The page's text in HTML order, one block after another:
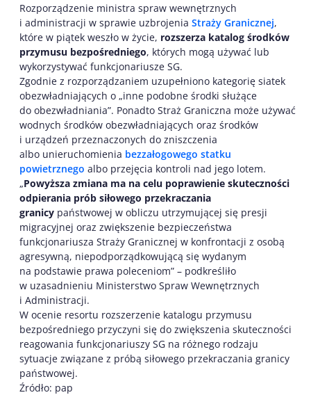
Rozporządzenie ministra spraw wewnętrznych
i administracji w sprawie uzbrojenia Straży Granicznej,
które w piątek weszło w życie, rozszerza katalog środków
przymusu bezpośredniego, których mogą używać lub
wykorzystywać funkcjonariusze SG.
Zgodnie z rozporządzaniem uzupełniono kategorię siatek
obezwładniających o „inne podobne środki służące
do obezwładniania”. Ponadto Straż Graniczna może używać
wodnych środków obezwładniających oraz środków
i urządzeń przeznaczonych do zniszczenia
albo unieruchomienia bezzałogowego statku
powietrznego albo przejęcia kontroli nad jego lotem.
„Powyższa zmiana ma na celu poprawienie skuteczności
odpierania prób siłowego przekraczania
granicy państwowej w obliczu utrzymującej się presji
migracyjnej oraz zwiększenie bezpieczeństwa
funkcjonariusza Straży Granicznej w konfrontacji z osobą
agresywną, niepodporządkowującą się wydanym
na podstawie prawa poleceniom” – podkreśliło
w uzasadnieniu Ministerstwo Spraw Wewnętrznych
i Administracji.
W ocenie resortu rozszerzenie katalogu przymusu
bezpośredniego przyczyni się do zwiększenia skuteczności
reagowania funkcjonariuszy SG na różnego rodzaju
sytuacje związane z próbą siłowego przekraczania granicy
państwowej.
Źródło: pap